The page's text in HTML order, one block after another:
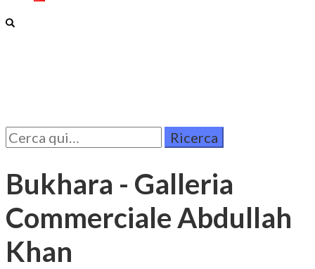
Cerca
per:
Bukhara - Galleria
Commerciale Abdullah
Khan